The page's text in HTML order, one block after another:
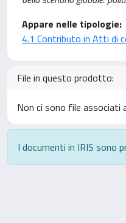
Appare nelle tipologie:
4.1 Contributo in Atti di
File in questo prodotto:
Non ci sono file
I documenti in IRIS sono